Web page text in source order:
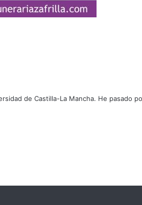
de Castilla-La Mancha. He pasado